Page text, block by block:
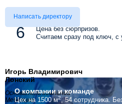
Цена без сюрпризов.
Считаем сразу под ключ, с
Написать директору
Игорь Владимирович
Лонский
Основатель компании
Мебелино
О компаниии команде
Цех на 1500 м2, 54 сотрудника.